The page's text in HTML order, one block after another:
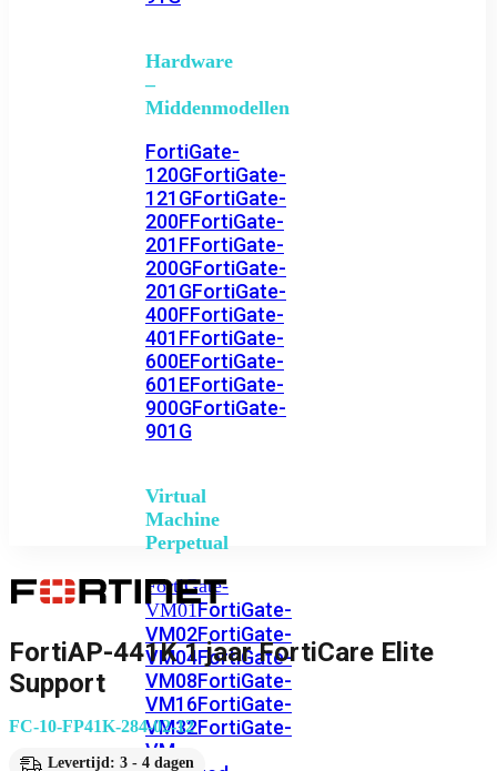
Hardware
–
Middenmodellen
FortiGate-
120GFortiGate-
121GFortiGate-
200FFortiGate-
201FFortiGate-
200GFortiGate-
201GFortiGate-
400FFortiGate-
401FFortiGate-
600EFortiGate-
601EFortiGate-
900GFortiGate-
901G
Virtual
Machine
Perpetual
FortiGate-
VM01FortiGate-
VM02FortiGate-
VM04FortiGate-
VM08FortiGate-
VM16FortiGate-
VM32FortiGate-
VM
FortiAP-441K 1 jaar FortiCare Elite
Support
FC-10-FP41K-284-02-12
Levertijd: 3 - 4 dagen